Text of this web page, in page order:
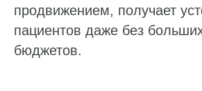
продвижением, получает
пациентов даже без
бюджетов.